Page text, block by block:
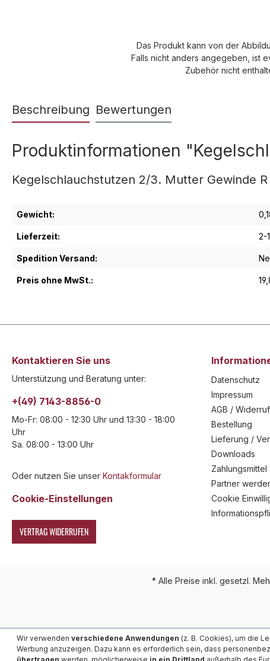
Das Produkt kann von der
Falls nicht anders angegeben, ist
Zubehör nicht
Beschreibung Bewertungen
Produktinformationen
Kegelschlauchstutzen 2/3. Mutter Gewinde
Gewicht:
Lieferzeit: 2-
Spedition Versand:
Preis ohne MwSt.:
Kontaktieren Sie uns
Unterstützung und Beratung unter:
+(49) 7143-8856-0
Mo-Fr: 08:00 - 12:30 Uhr und 13:30 - 18:00
Uhr
Sa. 08:00 - 13:00 Uhr
Oder nutzen Sie unser Kontakformular
Cookie-Einstellungen
VERTRAG WIDERRUFEN
Datenschutz
Impressum
AGB / Widerruf
Bestellung
Lieferung /
Downloads
Zahlungsmittel
Partner
Cookie
* Alle Preise inkl. gesetzl.
Wir verwenden verschiedene Anwendungen (z. B. Cookies), um die
Werbung anzuzeigen. Dazu kann es erforderlich sein, dass